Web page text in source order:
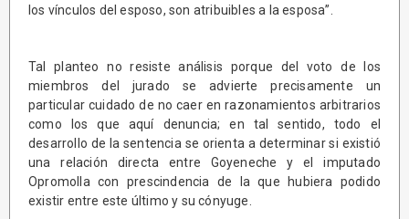
los vínculos del esposo, son atribuibles a la esposa”.
Tal planteo no resiste análisis porque del voto de los
miembros del jurado se advierte precisamente un
particular cuidado de no caer en razonamientos arbitrarios
como los que aquí denuncia; en tal sentido, todo el
desarrollo de la sentencia se orienta a determinar si existió
una relación directa entre Goyeneche y el imputado
Opromolla con prescindencia de la que hubiera podido
existir entre este último y su cónyuge.